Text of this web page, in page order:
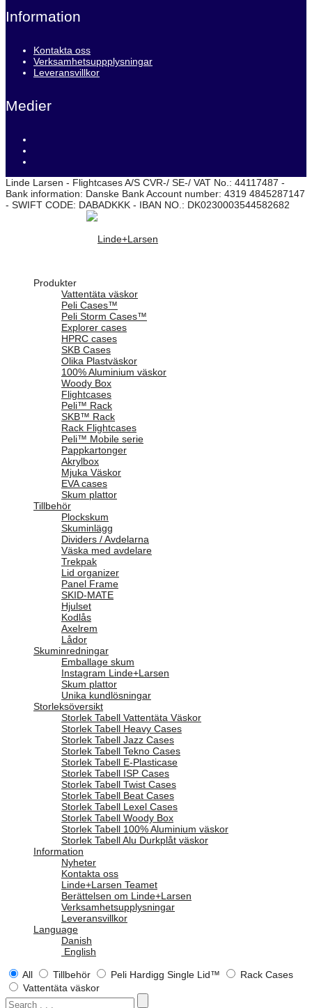
Information
Kontakta oss
Verksamhetsuppplysningar
Leveransvillkor
Medier
Linde Larsen - Flightcases A/S CVR-/ SE-/ VAT No.: 44117487 -
Bank information: Danske Bank Account number: 4319 4845287147
- SWIFT CODE: DABADKKK - IBAN NO.: DK0230003544582682
Produkter
Vattentäta väskor
Peli Cases™
Peli Storm Cases™
Explorer cases
HPRC cases
SKB Cases
Olika Plastväskor
100% Aluminium väskor
Woody Box
Flightcases
Peli™ Rack
SKB™ Rack
Rack Flightcases
Peli™ Mobile serie
Pappkartonger
Akrylbox
Mjuka Väskor
EVA cases
Skum plattor
Tillbehör
Plockskum
Skuminlägg
Dividers / Avdelarna
Väska med avdelare
Trekpak
Lid organizer
Panel Frame
SKID-MATE
Hjulset
Kodlås
Axelrem
Lådor
Skuminredningar
Emballage skum
Instagram Linde+Larsen
Skum plattor
Unika kundlösningar
Storleksöversikt
Storlek Tabell Vattentäta Väskor
Storlek Tabell Heavy Cases
Storlek Tabell Jazz Cases
Storlek Tabell Tekno Cases
Storlek Tabell E-Plasticase
Storlek Tabell ISP Cases
Storlek Tabell Twist Cases
Storlek Tabell Beat Cases
Storlek Tabell Lexel Cases
Storlek Tabell Woody Box
Storlek Tabell 100% Aluminium väskor
Storlek Tabell Alu Durkplåt väskor
Information
Nyheter
Kontakta oss
Linde+Larsen Teamet
Berättelsen om Linde+Larsen
Verksamhetsupplysningar
Leveransvillkor
Language
Danish
English
All Tillbehör Peli Hardigg Single Lid™
Rack Cases
Vattentäta väskor